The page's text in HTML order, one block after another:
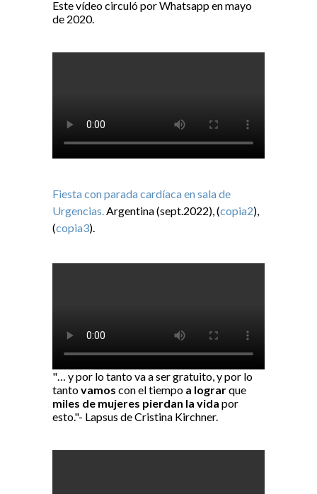
Este vídeo circuló por Whatsapp en mayo
de 2020.
Fiesta con parada cardíaca en sala de
Urgencias.Argentina (sept.2022), (copia2),
(copia3).
"… y por lo tanto va a ser gratuito, y por lo
tantovamos con el tiempo a lograrque
miles de mujeres pierdan la vida por
esto."- Lapsus de Cristina Kirchner.